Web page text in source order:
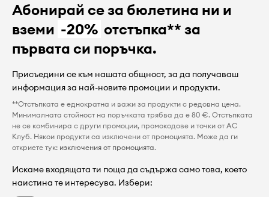
Абонирай се за бюлетина ни и
вземи -20% отстъпка** за
първата си поръчка.
Присъедини се към нашата общност, за да получаваш
информация за най-новите промоции и продукти.
**Отстъпката е еднократна и важи за продукти с редовна цена.
Минималната стойност на поръчката трябва да е 80 €. Отстъпката
не се комбинира с други промоции, промокодове и точки от AC
Клуб. Някои продукти са изключени от промоцията. Може да ги
откриете тук: изключения от промоцията.
Искаме входящата ти поща да съдържа само това, което
наистина те интересува. Избери: